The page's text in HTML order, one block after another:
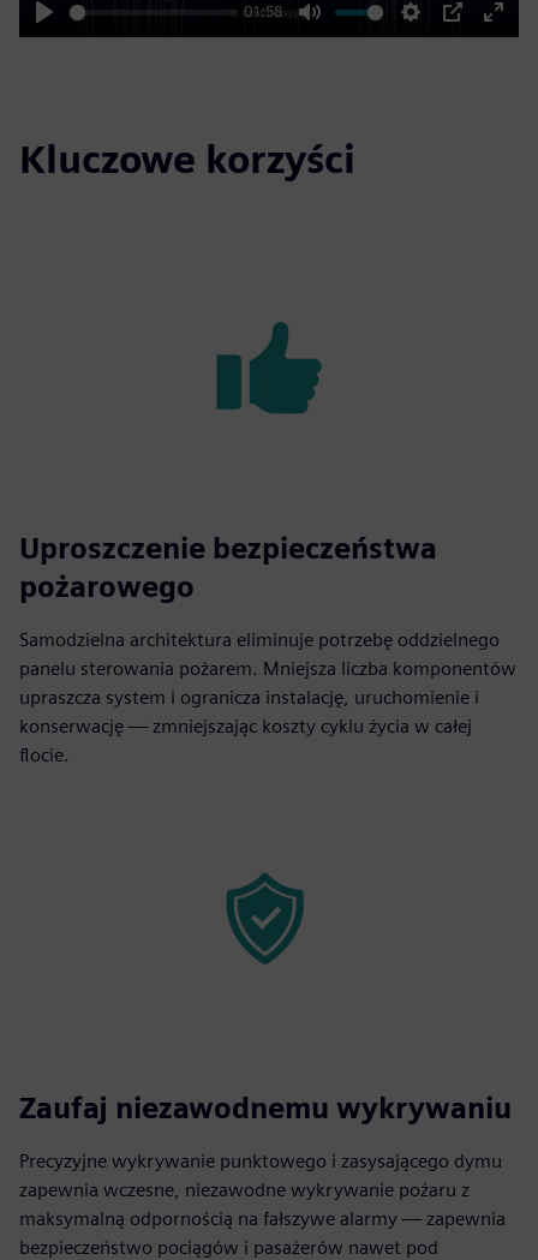
Play
01:58
Mute Settings
PIP
Enter
Kluczowe korzyści
Uproszczenie bezpieczeństwa
pożarowego
Samodzielna architektura eliminuje potrzebę oddzielnego
panelu sterowania pożarem. Mniejsza liczba komponentów
upraszcza system i ogranicza instalację, uruchomienie i
konserwację — zmniejszając koszty cyklu życia w całej
flocie.
Zaufaj niezawodnemu wykrywaniu
Precyzyjne wykrywanie punktowego i zasysającego dymu
zapewnia wczesne, niezawodne wykrywanie pożaru z
maksymalną odpornością na fałszywe alarmy — zapewnia
bezpieczeństwo pociągów i pasażerów nawet pod